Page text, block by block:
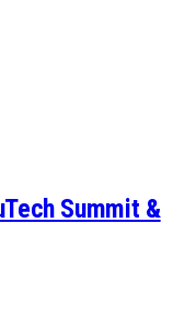
Summit &